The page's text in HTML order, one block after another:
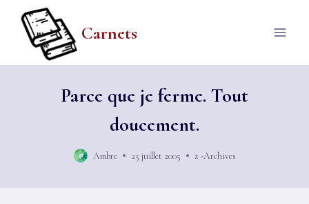
contenu
Carnets
Parce que je ferme. Tout
doucement.
Ambre 25 juillet 2005 z -Archives